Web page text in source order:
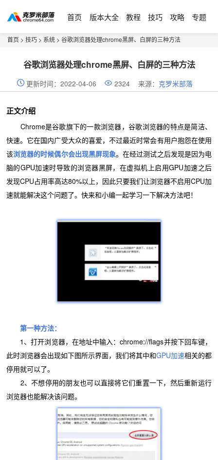
首页 版本大全 教程 技巧 攻略 专题
首页 > 技巧 > 系统 > 谷歌浏览器处理chrome黑屏、白屏的三种方法
谷歌浏览器处理chrome黑屏、白屏的三种方法
更新时间：2022-04-06 2324 来源： 克罗米部落
正文介绍
Chrome是谷歌旗下的一款浏览器，谷歌浏览器的特点是简洁、
快速。它在国内广受大众的喜爱，不过最近时常会有用户抱怨在使用
该浏览器的时候偶尔会出现黑屏现象。在经过测试之后发现是因为电
脑的GPU加速时导致的浏览器黑屏，在虚拟机上启用GPU加速之后
发现CPU占用率高达80%以上，因此只要我们让浏览器不启用CPU加
速就能解决这个问题了。快来和小编一起学习一下解决方法吧！
第一种方法：
1、打开浏览器，在地址中输入：chrome://flags并按下回车键，
此时浏览器会出现如下图所示界面，我们将其中和GPU加速相关的都
停用就可以了。
2、不想停用的朋友也可以直接将它们重置一下，然后重新运行
浏览器也能解决该问题。